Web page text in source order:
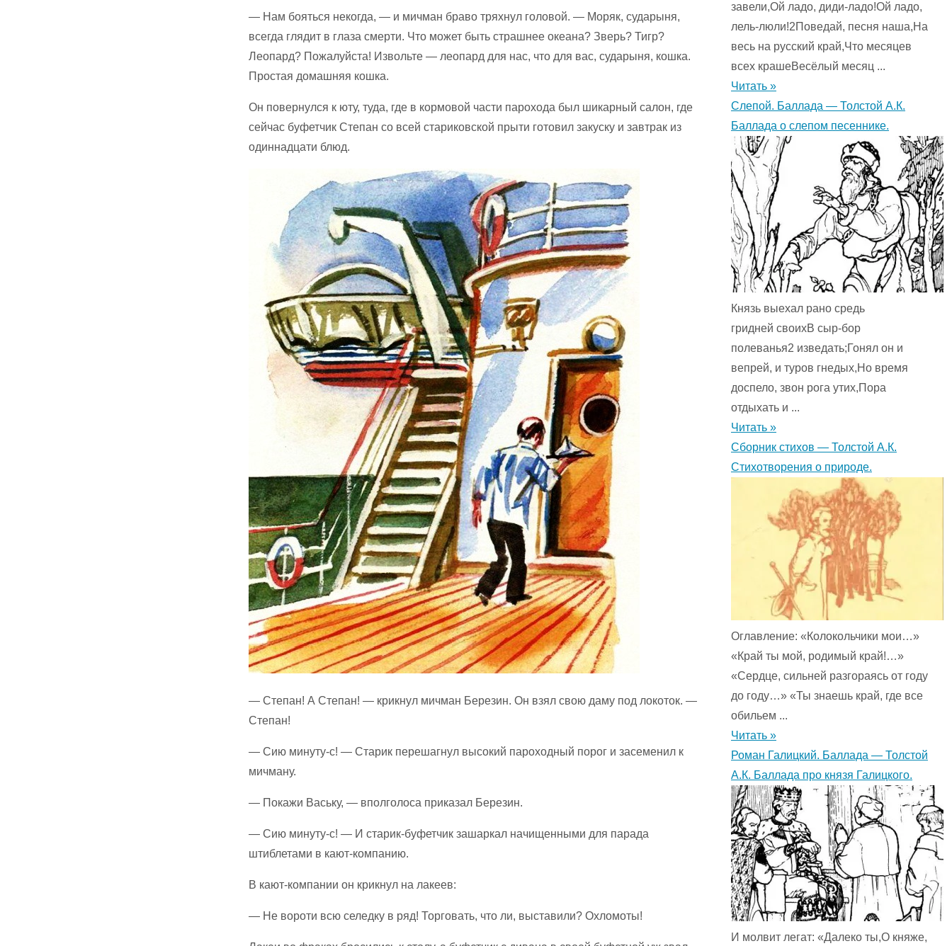
— Нам бояться некогда, — и мичман браво тряхнул головой. — Моряк, сударыня,
всегда глядит в глаза смерти. Что может быть страшнее океана? Зверь? Тигр?
Леопард? Пожалуйста! Извольте — леопард для нас, что для вас, сударыня, кошка.
Простая домашняя кошка.
Он повернулся к юту, туда, где в кормовой части парохода был шикарный салон, где
сейчас буфетчик Степан со всей стариковской прыти готовил закуску и завтрак из
одиннадцати блюд.
— Степан! А Степан! — крикнул мичман Березин. Он взял свою даму под локоток. —
Степан!
— Сию минуту-с! — Старик перешагнул высокий пароходный порог и засеменил к
мичману.
— Покажи Ваську, — вполголоса приказал Березин.
— Сию минуту-с! — И старик-буфетчик зашаркал начищенными для парада
штиблетами в кают-компанию.
В кают-компании он крикнул на лакеев:
— Не вороти всю селедку в ряд! Торговать, что ли, выставили? Охломоты!
завели,Ой ладо, диди-ладо!Ой ладо,
лель-люли!2Поведай, песня наша,На
весь на русский край,Что месяцев
всех крашеВесёлый месяц ...
Читать »
Слепой. Баллада — Толстой А.К.
Баллада о слепом песеннике.
Князь выехал рано средь
гридней своихВ сыр-бор
полеванья2 изведать;Гонял он и
вепрей, и туров гнедых,Но время
доспело, звон рога утих,Пора
отдыхать и ...
Читать »
Сборник стихов — Толстой А.К.
Стихотворения о природе.
Оглавление: «Колокольчики мои…»
«Край ты мой, родимый край!…»
«Сердце, сильней разгораясь от году
до году…» «Ты знаешь край, где все
обильем ...
Читать »
Роман Галицкий. Баллада — Толстой
А.К. Баллада про князя Галицкого.
И молвит легат: «Далеко ты,О княже,